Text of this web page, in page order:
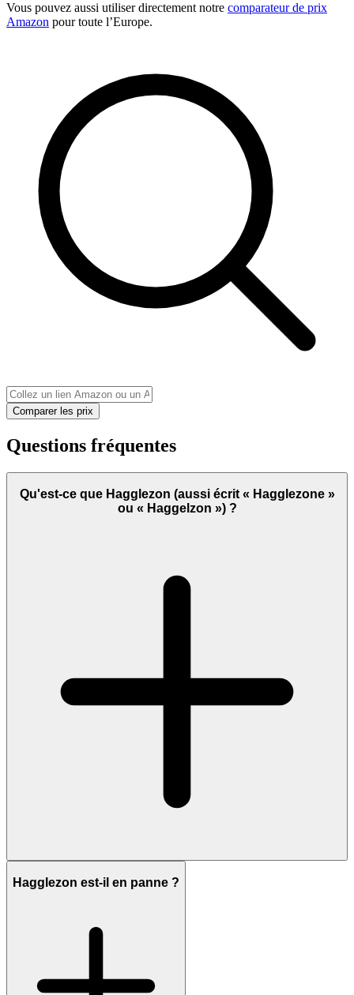
Vous pouvez aussi utiliser directement notre comparateur de prix
Amazon pour toute l’Europe.
Comparer les prix
Questions fréquentes
Qu'est-ce que Hagglezon (aussi écrit « Hagglezone »
ou « Haggelzon ») ?
Hagglezon est-il en panne ?